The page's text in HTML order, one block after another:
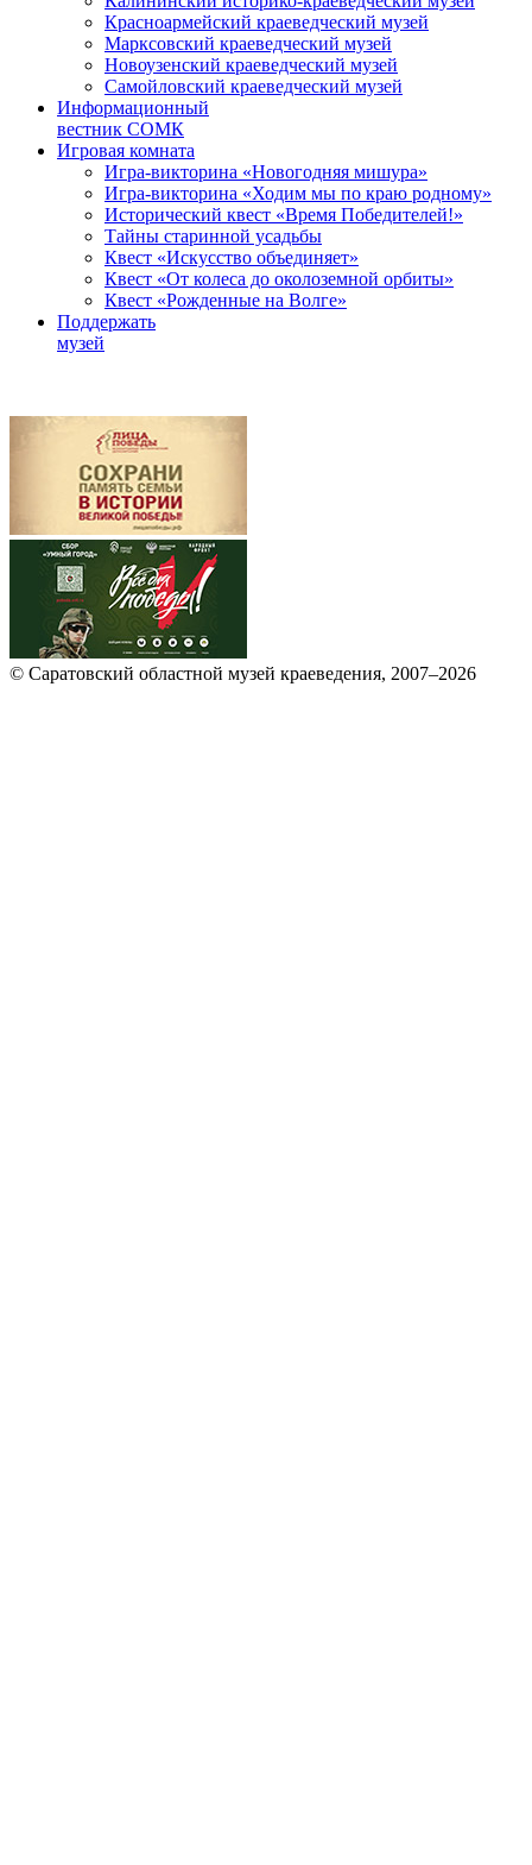
Красноармейский краеведческий музей
Марксовский краеведческий музей
Новоузенский краеведческий музей
Самойловский краеведческий музей
Информационный
вестник СОМК
Игровая комната
Игра-викторина «Новогодняя мишура»
Игра-викторина «Ходим мы по краю родному»
Исторический квест «Время Победителей!»
Тайны старинной усадьбы
Квест «Искусство объединяет»
Квест «От колеса до околоземной орбиты»
Квест «Рожденные на Волге»
Поддержать
музей
© Саратовский областной музей краеведения, 2007–2026